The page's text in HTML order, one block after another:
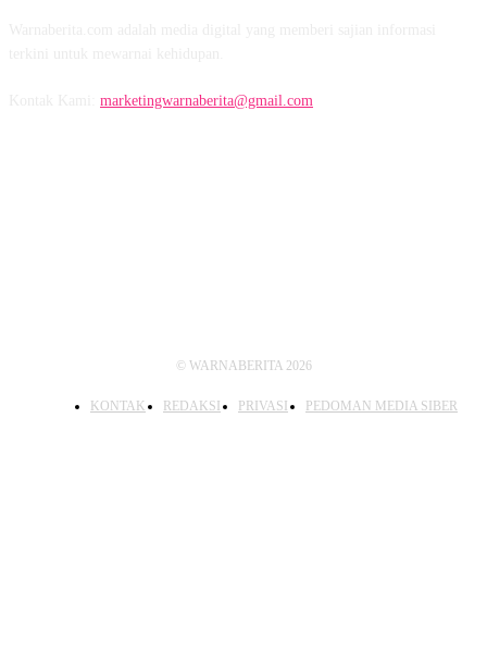
marketingwarnaberita@gmail.com
© WARNABERITA 2026
KONTAK REDAKSI PRIVASI PEDOMAN MEDIA SIBER